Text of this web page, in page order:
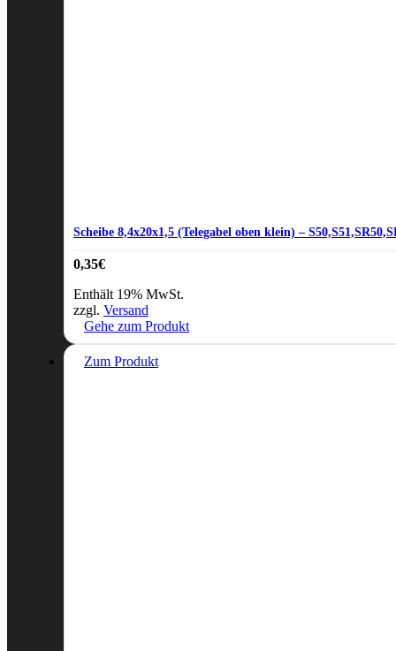
Scheibe 8,4x20x1,5 (Telegabel oben klein) –
0,35€
Enthält 19% MwSt.
zzgl. Versand
Gehe zum Produkt
Zum Produkt